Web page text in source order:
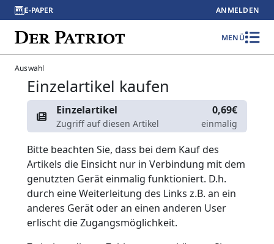
E-PAPER ANMELDEN
MENÜ
Auswahl
Einzelartikel kaufen
Einzelartikel
Zugriff auf diesen Artikel
0,69€
einmalig
Bitte beachten Sie, dass bei dem Kauf des
Artikels die Einsicht nur in Verbindung mit dem
genutzten Gerät einmalig funktioniert. D.h.
durch eine Weiterleitung des Links z.B. an ein
anderes Gerät oder an einen anderen User
erlischt die Zugangsmöglichkeit.